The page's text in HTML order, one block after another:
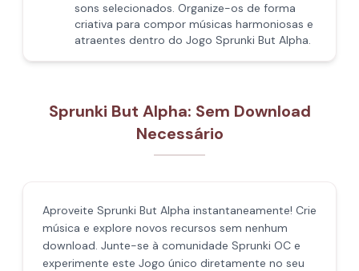
sons selecionados. Organize-os de forma
criativa para compor músicas harmoniosas e
atraentes dentro do Jogo Sprunki But Alpha.
Sprunki But Alpha: Sem Download
Necessário
Aproveite Sprunki But Alpha instantaneamente! Crie
música e explore novos recursos sem nenhum
download. Junte-se à comunidade Sprunki OC e
experimente este Jogo único diretamente no seu